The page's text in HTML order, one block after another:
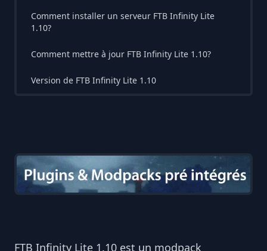
Comment installer un serveur FTB Infinity Lite
1.10?
Comment mettre à jour FTB Infinity Lite 1.10?
Version de FTB Infinity Lite 1.10
FTB Infinity Lite 1.10 est un modpack